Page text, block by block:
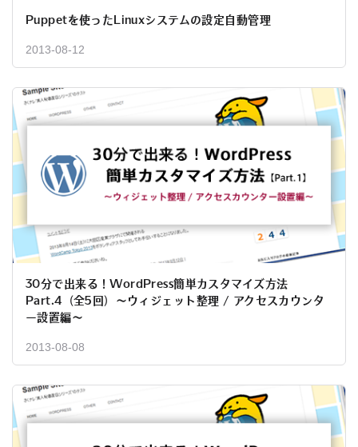
Puppetを使ったLinuxシステムの設定自動管理
2013-08-12
30分で出来る！WordPress簡単カスタマイズ方法
Part.4（全5回）～ウィジェット整理 / アクセスカウンタ
ー設置編～
2013-08-08